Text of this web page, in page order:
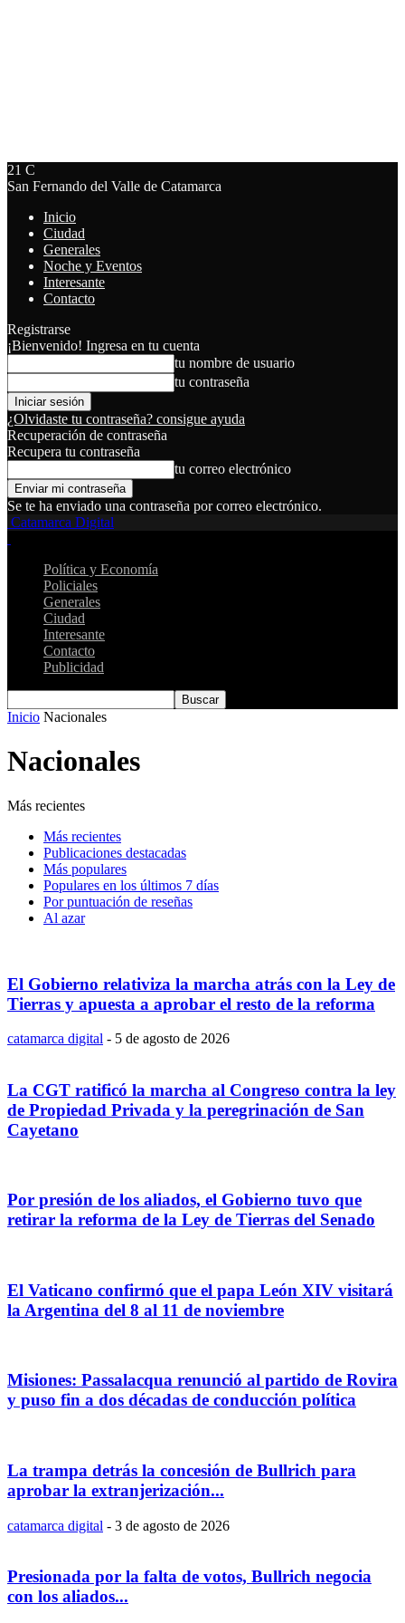
21 C
San Fernando del Valle de Catamarca
Inicio
Ciudad
Generales
Noche y Eventos
Interesante
Contacto
Registrarse
¡Bienvenido! Ingresa en tu cuenta
tu nombre de usuario
tu contraseña
¿Olvidaste tu contraseña? consigue ayuda
Recuperación de contraseña
Recupera tu contraseña
tu correo electrónico
Se te ha enviado una contraseña por correo electrónico.
Catamarca Digital
Política y Economía
Policiales
Generales
Ciudad
Interesante
Contacto
Publicidad
Inicio Nacionales
Nacionales
Más recientes
Más recientes
Publicaciones destacadas
Más populares
Populares en los últimos 7 días
Por puntuación de reseñas
Al azar
El Gobierno relativiza la marcha atrás con la Ley de
Tierras y apuesta a aprobar el resto de la reforma
catamarca digital - 5 de agosto de 2026
La CGT ratificó la marcha al Congreso contra la ley
de Propiedad Privada y la peregrinación de San
Cayetano
Por presión de los aliados, el Gobierno tuvo que
retirar la reforma de la Ley de Tierras del Senado
El Vaticano confirmó que el papa León XIV visitará
la Argentina del 8 al 11 de noviembre
Misiones: Passalacqua renunció al partido de Rovira
y puso fin a dos décadas de conducción política
La trampa detrás la concesión de Bullrich para
aprobar la extranjerización...
catamarca digital - 3 de agosto de 2026
Presionada por la falta de votos, Bullrich negocia
con los aliados...